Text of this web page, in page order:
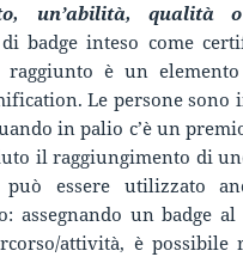
un’abilità, qualità
di badge inteso come
raggiunto è un
Le persone sono
in palio c’è un
il raggiungimento di
può essere utilizzato
assegnando un badge al
attività, è possibile